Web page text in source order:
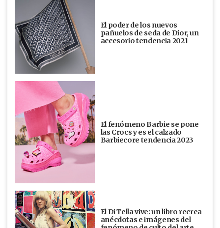
El poder de los nuevos
pañuelos de seda de Dior, un
accesorio tendencia 2021
El fenómeno Barbie se pone
las Crocs y es el calzado
Barbiecore tendencia 2023
El Di Tella vive: un libro recrea
anécdotas e imágenes del